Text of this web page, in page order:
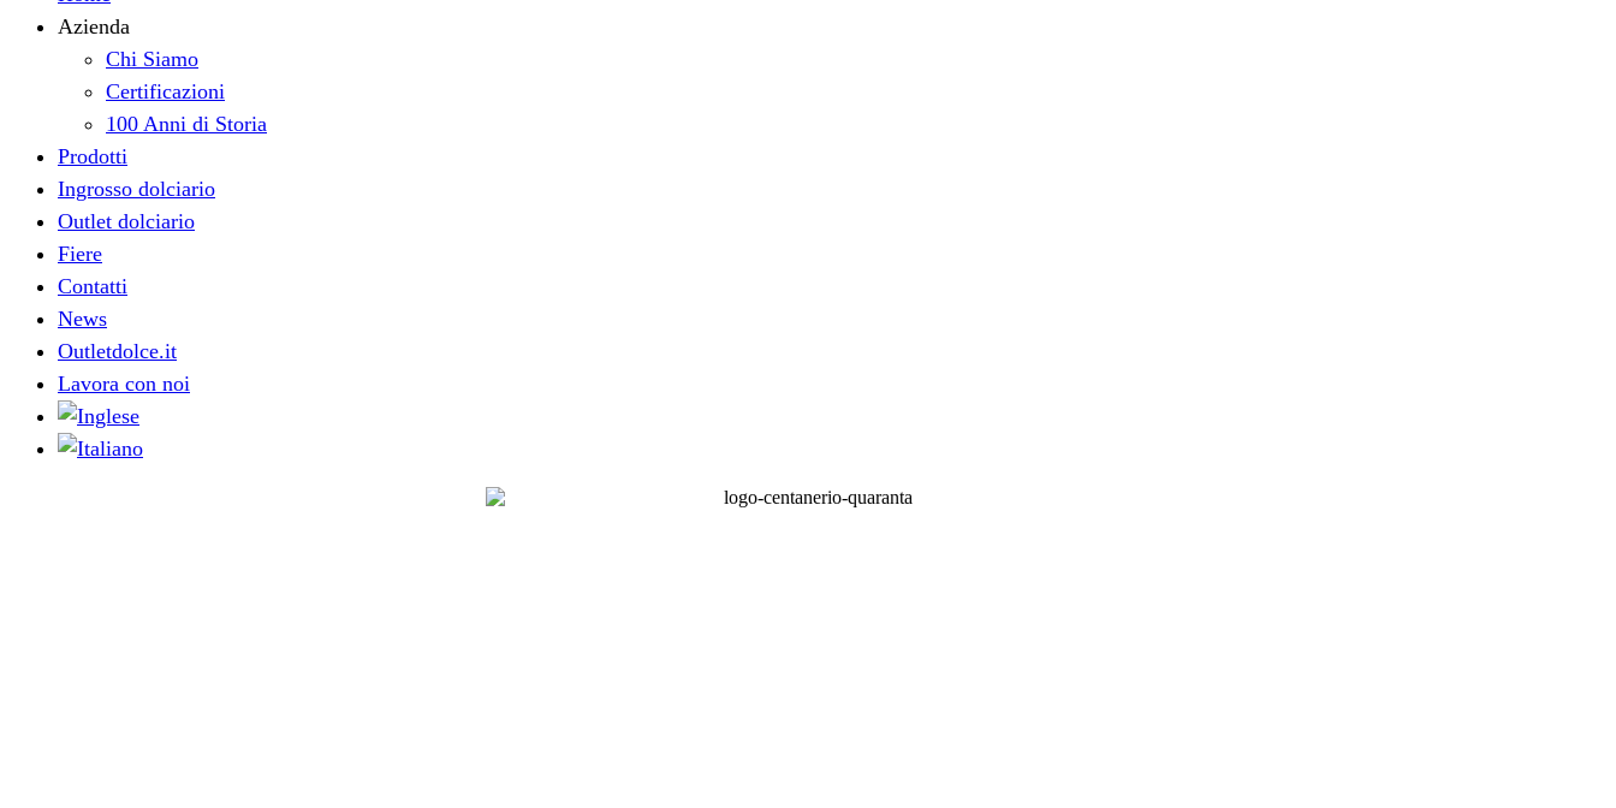
Azienda
Chi Siamo
Certificazioni
100 Anni di Storia
Prodotti
Ingrosso dolciario
Outlet dolciario
Fiere
Contatti
News
Outletdolce.it
Lavora con noi